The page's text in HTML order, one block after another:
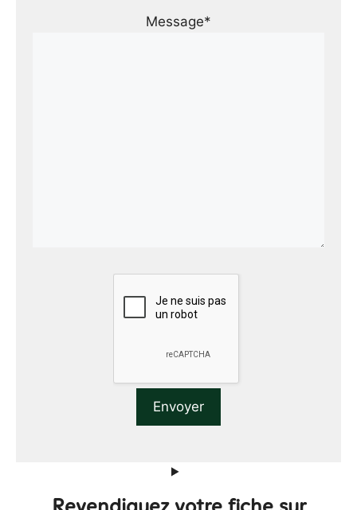
Message*